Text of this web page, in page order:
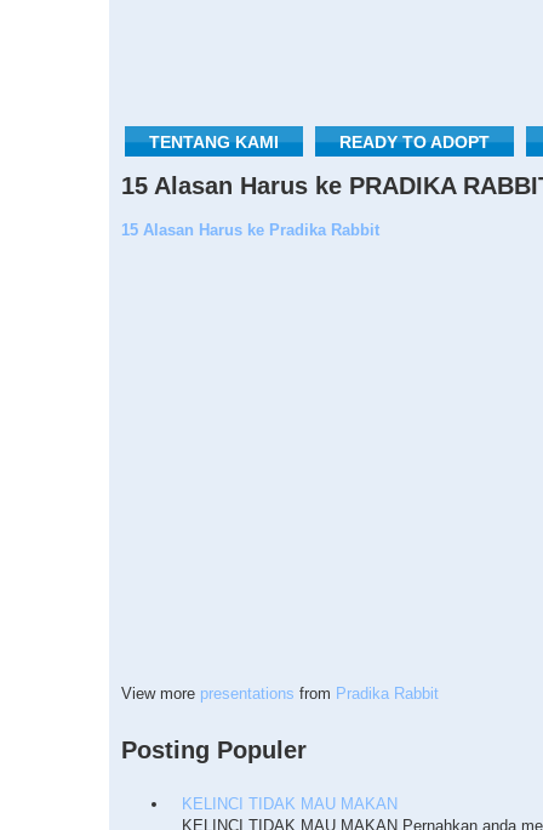
TENTANG KAMI READY TO ADOPT
15 Alasan Harus ke PRADIKA
15 Alasan Harus ke Pradika Rabbit
View more presentations from Pradika Rabbit
Posting Populer
KELINCI TIDAK MAU MAKAN
KELINCI TIDAK MAU MAKAN Pernahkan anda